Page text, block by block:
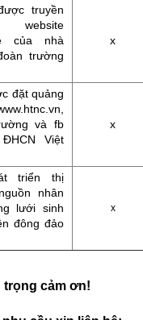
truyền
của nhà
trường
x
đặt quảng
và fb
Việt
x
triển thị
nhân
lưới sinh
đông đảo
x
trọng cảm ơn!